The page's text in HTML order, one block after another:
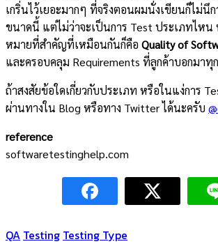
เกริ่นไว้เยอะมากๆ ที่จริงตอนผมนั่งเขียนก็ไม่นึ
ขนาดนี้ แต่ไม่ว่าจะเป็นการ Test ประเภทไหน
หมายที่สำคัญที่เหมือนกันก็คือ Quality of
และครอบคลุม Requirements ที่ลูกค้าบอกมาทุ
ถ้าสงสัยข้อใดเกี่ยวกับประเภท หรือในแง่การ
ผ่านทางใน Blog หรือทาง Twitter ได้นะครับ
reference
softwaretestinghelp.com
QA Testing Testing Type